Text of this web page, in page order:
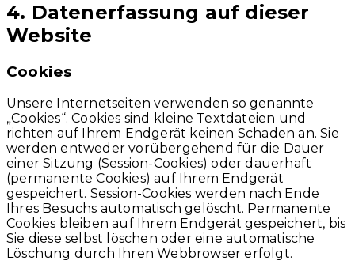
4. Datenerfassung auf dieser
Website
Cookies
Unsere Internetseiten verwenden so genannte
„Cookies“. Cookies sind kleine Textdateien und
richten auf Ihrem Endgerät keinen Schaden an. Sie
werden entweder vorübergehend für die Dauer
einer Sitzung (Session-Cookies) oder dauerhaft
(permanente Cookies) auf Ihrem Endgerät
gespeichert. Session-Cookies werden nach Ende
Ihres Besuchs automatisch gelöscht. Permanente
Cookies bleiben auf Ihrem Endgerät gespeichert, bis
Sie diese selbst löschen oder eine automatische
Löschung durch Ihren Webbrowser erfolgt.